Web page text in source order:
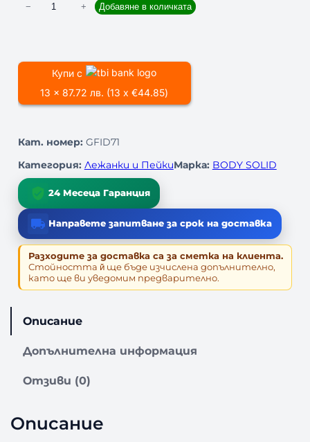
ч
с
о
з
Ч
У
П
Е
Щ
К
З
Ф
Т
Н
− + Добавяне в количката
Купи с
13 x 87.72 лв. (13 x €44.85)
Кат. номер: GFID71
Категория: Лежанки и ПейкиМарка: BODY SOLID
24 Месеца Гаранция
Направете запитване за срок на доставка
Разходите за доставка са за сметка на клиента.
Стойността й̆ ще бъде изчислена допълнително,
като ще ви уведомим предварително.
Описание
Допълнителна информация
Отзиви (0)
Описание